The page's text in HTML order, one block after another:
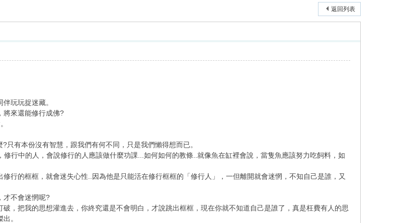
返回列表
玩玩捉迷藏。
將來還能修行成佛?
有本份沒有智慧，跟我們有何不同，只是我們懶得想而已。
行中的人，會說修行的人應該做什麼功課...如何如何的教條..就像魚在缸裡會說，當隻魚應該努力吃飼料，如
行的框框，就會迷失心性..因為他是只能活在修行框框的「修行人」，一但離開就會迷惘，不知自己是誰，又
才不會迷惘呢?
，把我的思想灌進去，你終究還是不會明白，才說跳出框框，現在你就不知道自己是誰了，真是枉費有人的思
。